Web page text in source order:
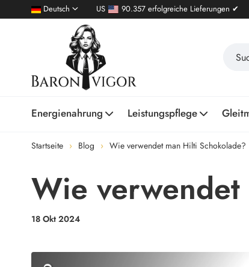
Deutsch US 90.357 erfolgreiche Lieferungen ✔
Energienahrung Leistungspflege
Startseite Blog Wie verwendet man Hilti Schokolade?
Wie
18 Okt 2024